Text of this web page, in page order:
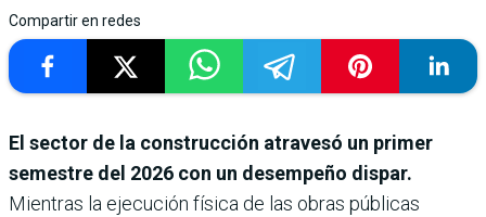
Compartir en redes
El sector de la construcción atravesó un primer
semestre del 2026 con un desempeño dispar.
Mientras la ejecución física de las obras públicas